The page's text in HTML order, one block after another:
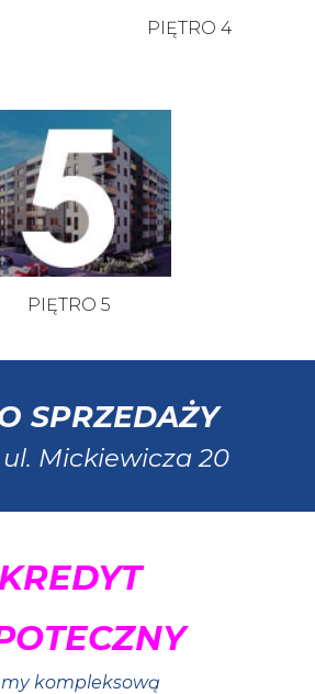
PIĘTRO 4
PIĘTRO 5
SPRZEDAŻY
Mickiewicza 20
KREDYT
kompleksową